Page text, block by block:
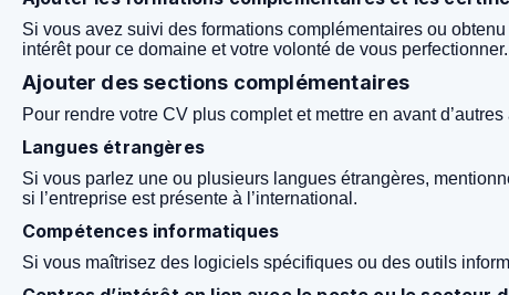
Si vous avez suivi des formations complémentaires ou
intérêt pour ce domaine et votre volonté de vous perfectionner.
Ajouter des sections complémentaires
Pour rendre votre CV plus complet et mettre en avant
Langues étrangères
Si vous parlez une ou plusieurs langues étrangères,
si l’entreprise est présente à l’international.
Compétences informatiques
Si vous maîtrisez des logiciels spécifiques ou des outils